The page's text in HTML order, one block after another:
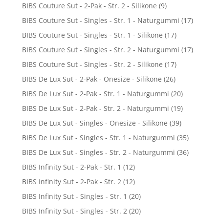
BIBS Couture Sut - 2-Pak - Str. 2 - Silikone (9)
BIBS Couture Sut - Singles - Str. 1 - Naturgummi (17)
BIBS Couture Sut - Singles - Str. 1 - Silikone (17)
BIBS Couture Sut - Singles - Str. 2 - Naturgummi (17)
BIBS Couture Sut - Singles - Str. 2 - Silikone (17)
BIBS De Lux Sut - 2-Pak - Onesize - Silikone (26)
BIBS De Lux Sut - 2-Pak - Str. 1 - Naturgummi (20)
BIBS De Lux Sut - 2-Pak - Str. 2 - Naturgummi (19)
BIBS De Lux Sut - Singles - Onesize - Silikone (39)
BIBS De Lux Sut - Singles - Str. 1 - Naturgummi (35)
BIBS De Lux Sut - Singles - Str. 2 - Naturgummi (36)
BIBS Infinity Sut - 2-Pak - Str. 1 (12)
BIBS Infinity Sut - 2-Pak - Str. 2 (12)
BIBS Infinity Sut - Singles - Str. 1 (20)
BIBS Infinity Sut - Singles - Str. 2 (20)